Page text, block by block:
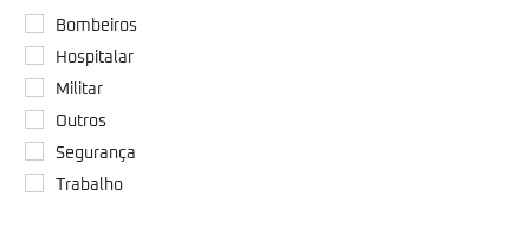
Bombeiros
Hospitalar
Militar
Outros
Segurança
Trabalho